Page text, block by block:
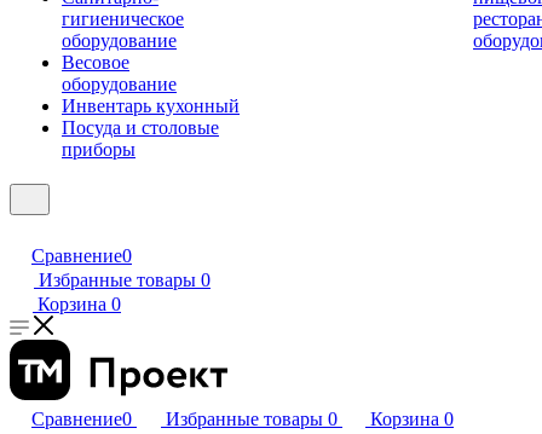
гигиеническое
оборудование
Весовое
оборудование
Инвентарь кухонный
Посуда и столовые
приборы
Сравнение0
Избранные товары 0
Корзина 0
Сравнение0 Избранные товары 0 Корзина 0